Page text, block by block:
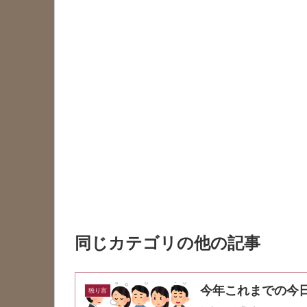
同じカテゴリの他の記事
独り言 今年これまでの今